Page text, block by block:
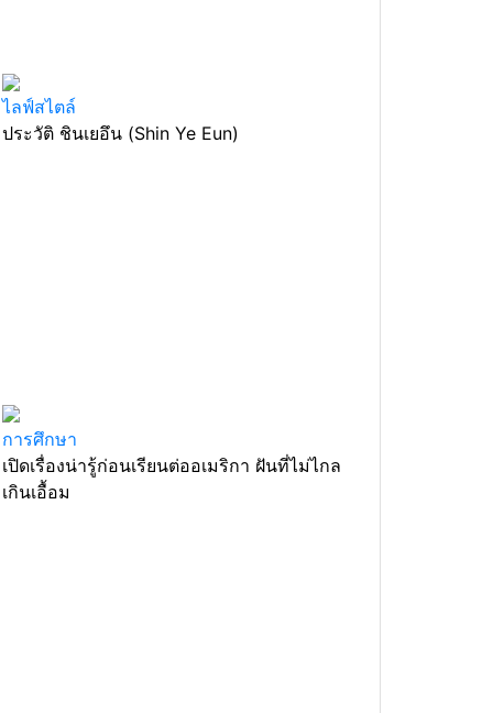
ไลฟ์สไตล์
ประวัติ ชินเยอึน (Shin Ye Eun)
การศึกษา
เปิดเรื่องน่ารู้ก่อนเรียนต่ออเมริกา ฝันที่ไม่ไกล
เกินเอื้อม